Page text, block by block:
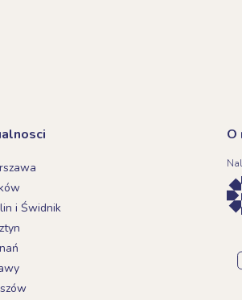
i Świdnik
O